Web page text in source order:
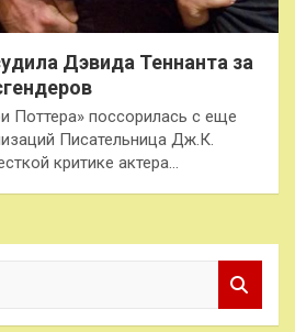
Дэвида Теннанта за
Поттера» поссорилась с еще
Писательница Дж.К.
критике актера…